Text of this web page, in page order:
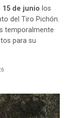
15 de junio los
del Tiro Pichón.
temporalmente
para su